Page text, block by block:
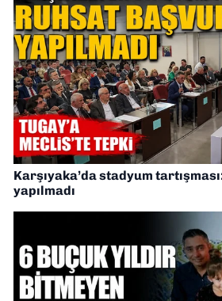
Karşıyaka’da stadyum
yapılmadı